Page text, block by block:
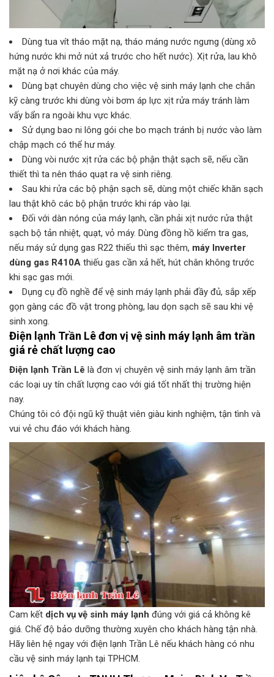
Dùng tua vít tháo mặt nạ, tháo máng nước ngưng (dùng xô
hứng nước khi mở nút xả trước cho hết nước). Xịt rửa, lau khô
mặt nạ ở nơi khác của máy.
Dùng bạt chuyên dùng cho việc vệ sinh máy lạnh che chắn
kỹ càng trước khi dùng vòi bơm áp lực xịt rửa máy tránh làm
vấy bẩn ra ngoài khu vực khác.
Sử dụng bao ni lông gói che bo mạch tránh bị nước vào làm
chập mạch có thể hư máy.
Dùng vòi nước xịt rửa các bộ phận thật sạch sẽ, nếu cần
thiết thì ta nên tháo quạt ra vệ sinh riêng.
Sau khi rửa các bộ phận sạch sẽ, dùng một chiếc khăn sạch
lau thật khô các bộ phận trước khi ráp vào lại.
Đối với dàn nóng của máy lạnh, cần phải xịt nước rửa thật
sạch bộ tản nhiệt, quạt, vỏ máy. Dùng đồng hồ kiểm tra gas,
nếu máy sử dụng gas R22 thiếu thì sạc thêm, máy Inverter
dùng gas R410A thiếu gas cần xả hết, hút chân không trước
khi sạc gas mới.
Dụng cụ đồ nghề để vệ sinh máy lạnh phải đầy đủ, sắp xếp
gọn gàng các đồ vật trong phòng, lau dọn sạch sẽ sau khi vệ
sinh xong.
Điện lạnh Trần Lê đơn vị vệ sinh máy lạnh âm trần
giá rẻ chất lượng cao
Điện lạnh Trần Lê là đơn vị chuyên vệ sinh máy lạnh âm trần
các loại uy tín chất lượng cao với giá tốt nhất thị trường hiện
nay.
Chúng tôi có đội ngũ kỹ thuật viên giàu kinh nghiệm, tận tình và
vui vẻ chu đáo với khách hàng.
Cam kết dịch vụ vệ sinh máy lạnh đúng với giá cả không kê
giá. Chế độ bảo dưỡng thường xuyên cho khách hàng tận nhà.
Hãy liên hệ ngay với điện lạnh Trần Lê nếu khách hàng có nhu
cầu vệ sinh máy lạnh tại TPHCM.